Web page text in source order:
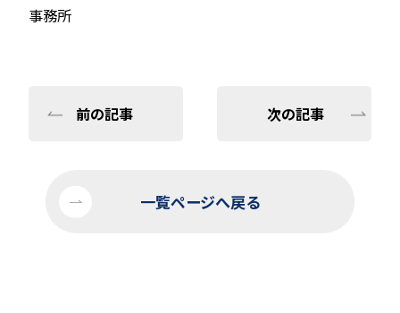
事務所
前の記事 次の記事
一覧ページへ戻る